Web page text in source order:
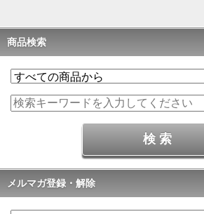
商品検索
メルマガ登録・解除